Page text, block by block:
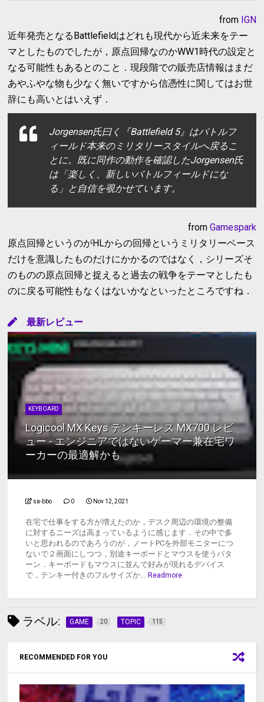
from IGN
近年発売となるBattlefieldはどれも現代から近未来をテー
マとしたものでしたが，原点回帰なのかWW1時代の設定と
なる可能性もあるとのこと．現段階での販売店情報はまだ
あやふやな物も少なく無いですから信憑性に関してはお世
辞にも高いとはいえず．
Jorgensen氏曰く『Battlefield 5』はバトルフ
ィールド本来のミリタリースタイルへ戻るこ
とに。既に同作の動作を確認したJorgensen氏
は「楽しく、新しいバトルフィールドにな
る」と自信を覗かせています。
from Gamespark
原点回帰というのがHLからの回帰というミリタリーベース
だけを意識したものだけにかかるのではなく，シリーズそ
のものの原点回帰と捉えると過去の戦争をテーマとしたも
のに戻る可能性もなくはないかなといったところですね．
最新レビュー
KEYBOARD
Logicool MX Keys テンキーレス MX700 レビ
ュー - エンジニアではないゲーマー兼在宅ワ
ーカーの最適解かも
sa-bbo 0 Nov 12, 2021
在宅で仕事をする方が増えたのか，デスク周辺の環境の整備
に対するニーズは高まっているように感じます．その中で多
いと思われるのであろうのが，ノートPCを外部モニターにつ
ないで２画面にしつつ，別途キーボードとマウスを使うパタ
ーン．キーボードもマウスに並んで好みが現れるデバイス
で，テンキー付きのフルサイズか...
Readmore
ラベル: GAME 20 TOPIC 115
RECOMMENDED FOR YOU